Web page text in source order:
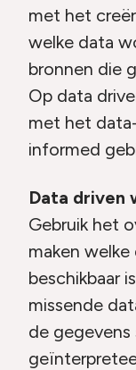
met het
welke data
bronnen die
Op data
met het
informed
Data driven
Gebruik het
maken
beschikbaar
missende
de